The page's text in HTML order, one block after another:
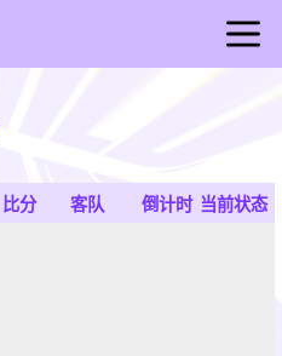
比分 客队 倒计时 当前状态